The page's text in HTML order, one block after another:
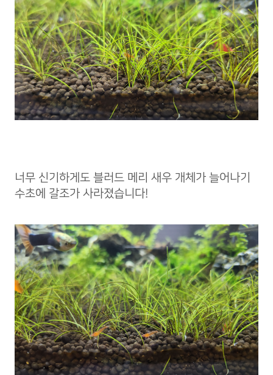
너무 신기하게도 블러드 메리 새우 개체가 늘어나기
수초에 갈조가 사라졌습니다!